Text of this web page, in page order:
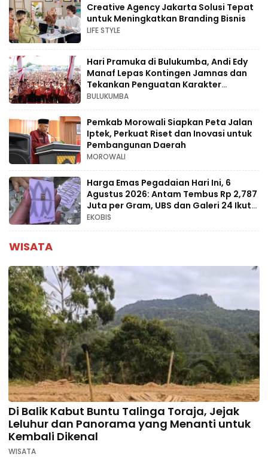
Creative Agency Jakarta Solusi Tepat
untuk Meningkatkan Branding Bisnis
LIFE STYLE
Hari Pramuka di Bulukumba, Andi Edy
Manaf Lepas Kontingen Jamnas dan
Tekankan Penguatan Karakter
Generasi Muda
BULUKUMBA
Pemkab Morowali Siapkan Peta Jalan
Iptek, Perkuat Riset dan Inovasi untuk
Pembangunan Daerah
MOROWALI
Harga Emas Pegadaian Hari Ini, 6
Agustus 2026: Antam Tembus Rp 2,787
Juta per Gram, UBS dan Galeri 24 Ikut
Naik
EKOBIS
WISATA
Di Balik Kabut Buntu Talinga Toraja, Jejak
Leluhur dan Panorama yang Menanti untuk
Kembali Dikenal
WISATA